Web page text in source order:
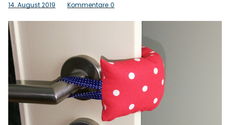
Home
Kontakt
InstagramFacebook
14. August 2019 Kommentare 0